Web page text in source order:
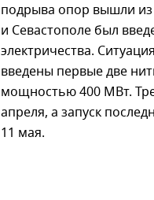
подрыва опор вышли
и Севастополе был
электричества.
введены первые две
мощностью 400 МВт.
апреля, а запуск
11 мая.